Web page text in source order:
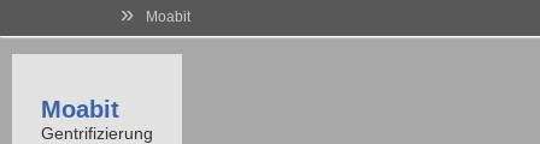
» Moabit
Moabit
Gentrifizierung